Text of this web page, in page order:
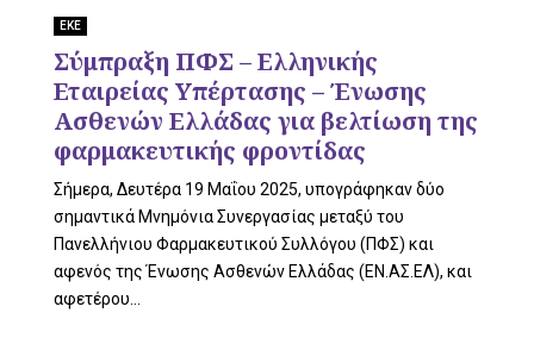
ΕΚΕ
Σύμπραξη ΠΦΣ – Ελληνικής
Εταιρείας Υπέρτασης – Ένωσης
Ασθενών Ελλάδας για βελτίωση της
φαρμακευτικής φροντίδας
Σήμερα, Δευτέρα 19 Μαΐου 2025, υπογράφηκαν δύο
σημαντικά Μνημόνια Συνεργασίας μεταξύ του
Πανελλήνιου Φαρμακευτικού Συλλόγου (ΠΦΣ) και
αφενός της Ένωσης Ασθενών Ελλάδας (ΕΝ.ΑΣ.ΕΛ), και
αφετέρου...